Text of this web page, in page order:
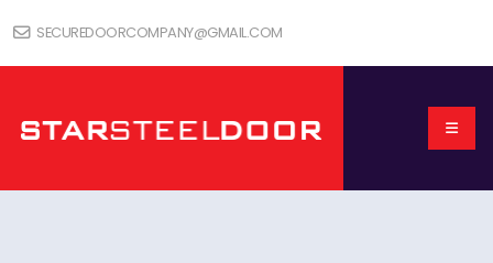
SECUREDOORCOMPANY@GMAIL.COM